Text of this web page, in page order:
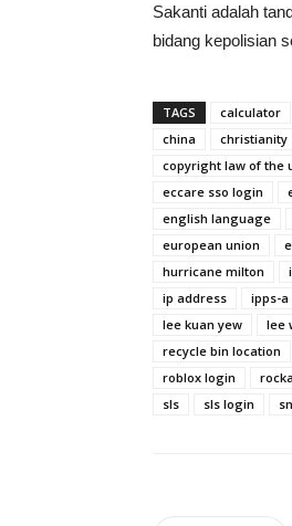
Sakanti adalah
bidang kepolisian
TAGS calculator
china
christianity
copyright law of the
eccare sso login
english language
european union
hurricane milton
ip address
ipps-a
lee kuan yew
lee
recycle bin location
roblox login
sls
sls login